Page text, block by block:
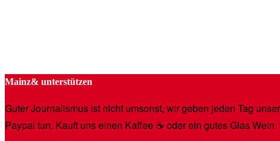
Mainz& unterstützen
Guter Journalismus ist nicht umsonst, wir geben jeden Tag
Paypal tun. Kauft uns einen Kaffee ☕️ oder ein gutes Glas